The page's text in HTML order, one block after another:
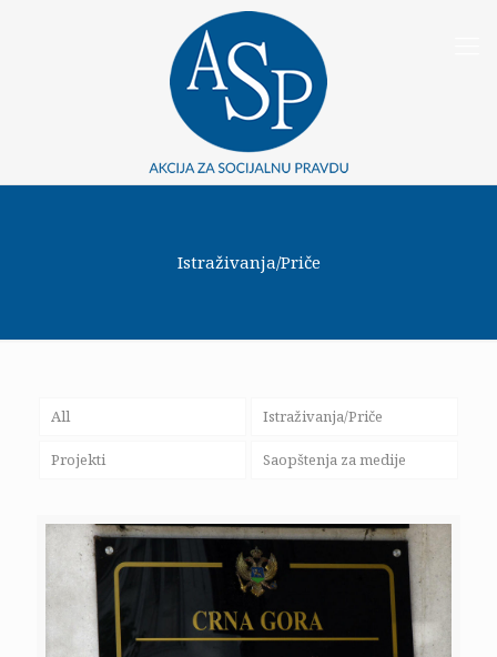
Istraživanja/Priče
All Istraživanja/Priče
Projekti Saopštenja za medije